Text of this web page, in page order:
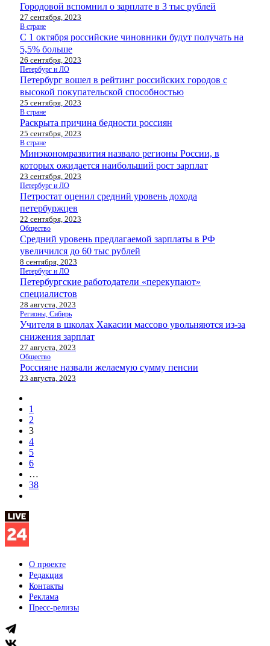
Городовой вспомнил о зарплате в 3 тыс рублей
27 сентября, 2023
В стране
С 1 октября российские чиновники будут получать на
5,5% больше
26 сентября, 2023
Петербург и ЛО
Петербург вошел в рейтинг российских городов с
высокой покупательской способностью
25 сентября, 2023
В стране
Раскрыта причина бедности россиян
25 сентября, 2023
В стране
Минэкономразвития назвало регионы России, в
которых ожидается наибольший рост зарплат
23 сентября, 2023
Петербург и ЛО
Петростат оценил средний уровень дохода
петербуржцев
22 сентября, 2023
Общество
Средний уровень предлагаемой зарплаты в РФ
увеличился до 60 тыс рублей
8 сентября, 2023
Петербург и ЛО
Петербургские работодатели «перекупают»
специалистов
28 августа, 2023
Регионы, Сибирь
Учителя в школах Хакасии массово увольняются из-за
снижения зарплат
27 августа, 2023
Общество
Россияне назвали желаемую сумму пенсии
23 августа, 2023
1
2
3
4
5
6
…
38
О проекте
Редакция
Контакты
Реклама
Пресс-релизы